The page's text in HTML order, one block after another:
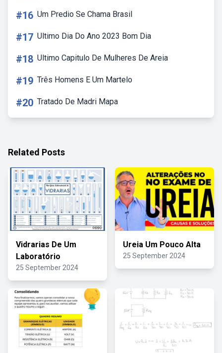
#16 Um Predio Se Chama Brasil
#17 Ultimo Dia Do Ano 2023 Bom Dia
#18 Ultimo Capitulo De Mulheres De Areia
#19 Três Homens E Um Martelo
#20 Tratado De Madri Mapa
Related Posts
Vidrarias De Um
Laboratório
25 September 2024
Ureia Um Pouco Alta
25 September 2024